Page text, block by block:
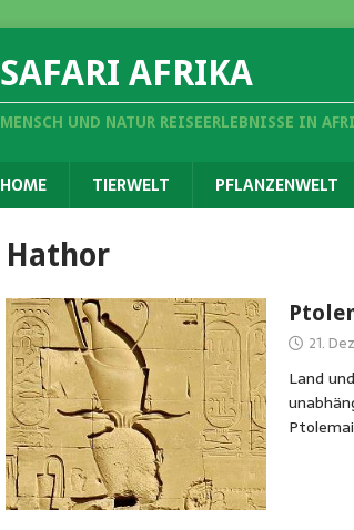
SAFARI AFRIKA
MENSCH UND NATUR REISEERLEBNISSE IN
HOME TIERWELT PFLANZENWELT
Hathor
21.
Land